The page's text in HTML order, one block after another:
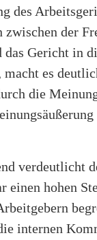
des
der
das Gericht in
macht es
die
verdeutlicht
einen hohen
internen